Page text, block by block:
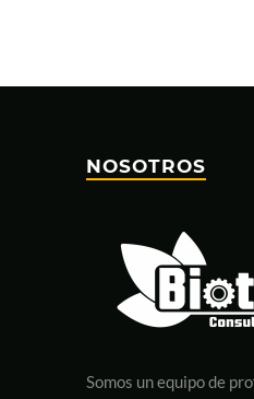
NOSOTROS
Somos un equipo de